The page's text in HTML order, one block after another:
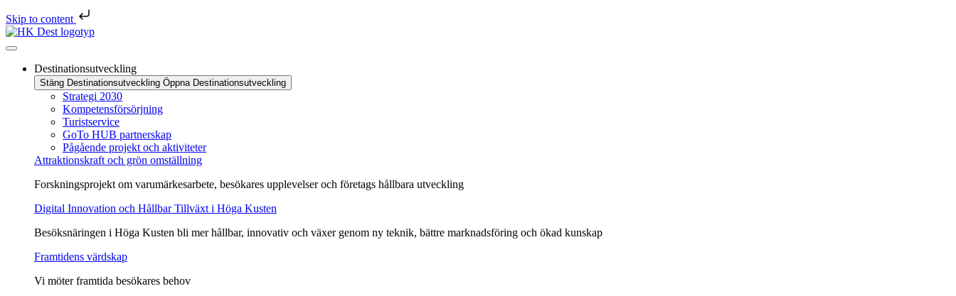
Skip to content
Destinationsutveckling
Stäng Destinationsutveckling Öppna Destinationsutveckling
Strategi 2030
Kompetensförsörjning
Turistservice
GoTo HUB partnerskap
Pågående projekt och aktiviteter
Attraktionskraft och grön omställning
Forskningsprojekt om varumärkesarbete, besökares upplevelser och företags hållbara utveckling
Digital Innovation och Hållbar Tillväxt i Höga Kusten
Besöksnäringen i Höga Kusten bli mer hållbar, innovativ och växer genom ny teknik, bättre marknadsföring och ökad kunskap
Framtidens värdskap
Vi möter framtida besökares behov